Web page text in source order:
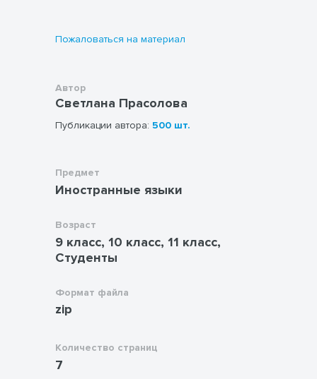
Пожаловаться на материал
Автор
Светлана Прасолова
Публикации автора: 500 шт.
Предмет
Иностранные языки
Возраст
9 класс, 10 класс, 11 класс,
Студенты
Формат файла
zip
Количество страниц
7